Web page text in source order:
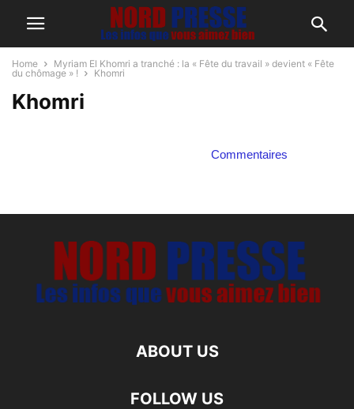
Home
Myriam El Khomri a tranché : la « Fête du travail » devient « Fête
du chômage » !
Khomri
Khomri
Commentaires
ABOUT US
FOLLOW US